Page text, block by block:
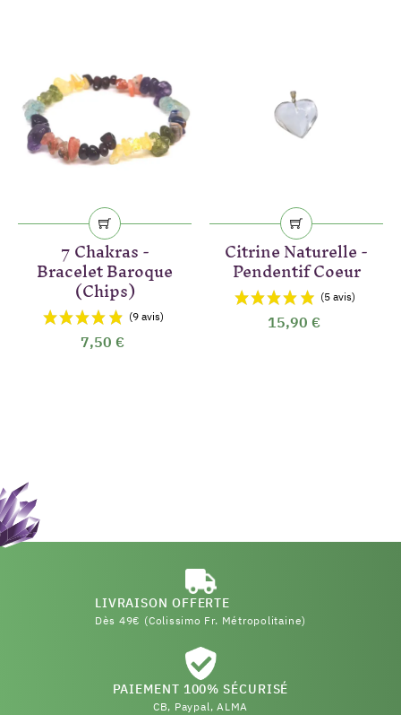
7 Chakras -
Bracelet Baroque
(Chips)
7,50 €
Citrine Naturelle -
Pendentif Coeur
15,90 €
LIVRAISON OFFERTE
Dès 49€ (Colissimo Fr. Métropolitaine)
PAIEMENT 100% SÉCURISÉ
CB, Paypal, ALMA